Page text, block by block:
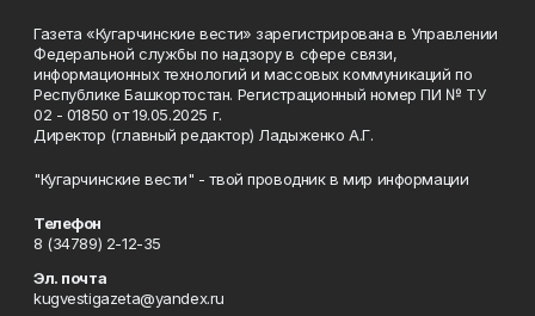
Газета «Кугарчинские вести» зарегистрирована в Управлении
Федеральной службы по надзору в сфере связи,
информационных технологий и массовых коммуникаций по
Республике Башкортостан. Регистрационный номер ПИ № ТУ
02 - 01850 от 19.05.2025 г.
Директор (главный редактор) Ладыженко А.Г.
"Кугарчинские вести" - твой проводник в мир информации
Телефон
8 (34789) 2-12-35
Эл. почта
kugvestigazeta@yandex.ru